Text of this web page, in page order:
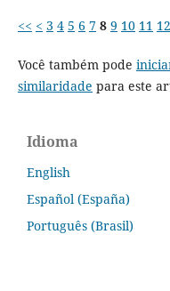
<< < 3 4 5 6 7 8 9 10 11 12
Você também pode
similaridade para este
Idioma
English
Español (España)
Português (Brasil)